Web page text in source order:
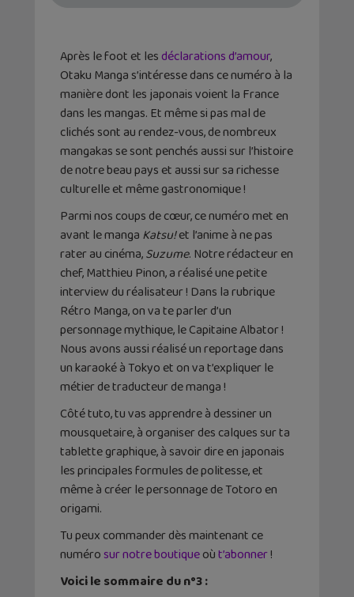
Après le foot et lesdéclarations d’amour,
Otaku Manga s’intéresse dans ce numéro à la
manière dont les japonais voient la France
dans les mangas. Et même si pas mal de
clichés sont au rendez-vous, de nombreux
mangakas se sont penchés aussi sur l’histoire
de notre beau pays et aussi sur sa richesse
culturelle et même gastronomique !
Parmi nos coups de cœur, ce numéro met en
avant le manga Katsu!et l’anime à ne pas
rater au cinéma,Suzume. Notre rédacteur en
chef, Matthieu Pinon, a réalisé une petite
interview du réalisateur ! Dans la rubrique
Rétro Manga, on va te parler d’un
personnage mythique, le Capitaine Albator !
Nous avons aussi réalisé un reportage dans
un karaoké à Tokyo et on va t’expliquer le
métier de traducteur de manga !
Côté tuto, tu vas apprendre à dessiner un
mousquetaire, à organiser des calques sur ta
tablette graphique, à savoir dire en japonais
les principales formules de politesse, et
même à créer le personnage de Totoro en
origami.
Tu peux commander dès maintenant ce
numérosur notre boutiqueoùt’abonner!
Voici le sommaire du n°3 :